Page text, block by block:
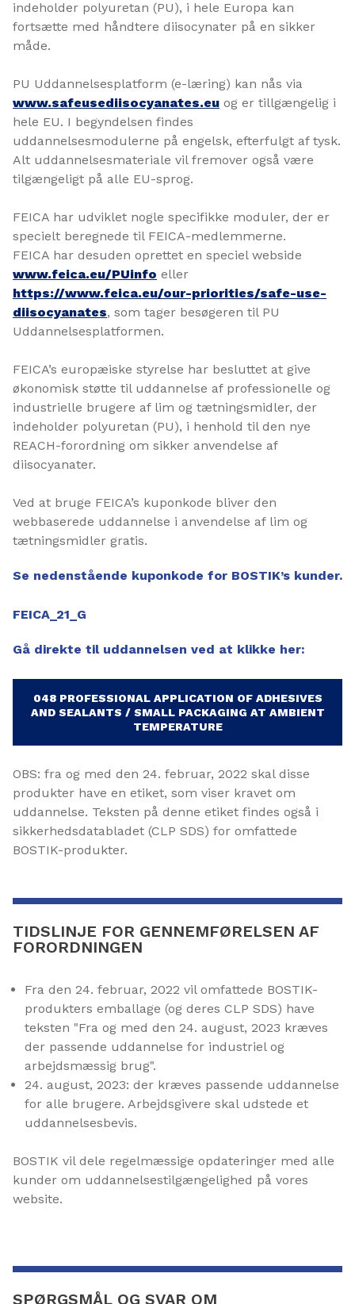
indeholder polyuretan (PU), i hele Europa kan
fortsætte med håndtere diisocynater på en sikker
måde.
PU Uddannelsesplatform (e-læring) kan nås via
www.safeusediisocyanates.eu og er tillgængelig i
hele EU. I begyndelsen findes
uddannelsesmodulerne på engelsk, efterfulgt af tysk.
Alt uddannelsesmateriale vil fremover også være
tilgængeligt på alle EU-sprog.
FEICA har udviklet nogle specifikke moduler, der er
specielt beregnede til FEICA-medlemmerne.
FEICA har desuden oprettet en speciel webside
www.feica.eu/PUinfo eller
https://www.feica.eu/our-priorities/safe-use-
diisocyanates, som tager besøgeren til PU
Uddannelsesplatformen.
FEICA’s europæiske styrelse har besluttet at give
økonomisk støtte til uddannelse af professionelle og
industrielle brugere af lim og tætningsmidler, der
indeholder polyuretan (PU), i henhold til den nye
REACH-forordning om sikker anvendelse af
diisocyanater.
Ved at bruge FEICA’s kuponkode bliver den
webbaserede uddannelse i anvendelse af lim og
tætningsmidler gratis.
Se nedenstående kuponkode for BOSTIK’s kunder.
FEICA_21_G
Gå direkte til uddannelsen ved at klikke her:
048 PROFESSIONAL APPLICATION OF ADHESIVES
AND SEALANTS / SMALL PACKAGING AT AMBIENT
TEMPERATURE
OBS: fra og med den 24. februar, 2022 skal disse
produkter have en etiket, som viser kravet om
uddannelse. Teksten på denne etiket findes også i
sikkerhedsdatabladet (CLP SDS) for omfattede
BOSTIK-produkter.
TIDSLINJE FOR GENNEMFØRELSEN AF
FORORDNINGEN
Fra den 24. februar, 2022 vil omfattede BOSTIK-
produkters emballage (og deres CLP SDS) have
teksten "Fra og med den 24. august, 2023 kræves
der passende uddannelse for industriel og
arbejdsmæssig brug".
24. august, 2023: der kræves passende uddannelse
for alle brugere. Arbejdsgivere skal udstede et
uddannelsesbevis.
BOSTIK vil dele regelmæssige opdateringer med alle
kunder om uddannelsestilgængelighed på vores
website.
SPØRGSMÅL OG SVAR OM